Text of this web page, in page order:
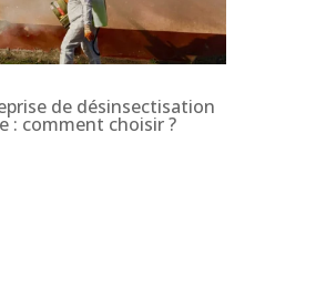
de désinsectisation
: comment choisir ?